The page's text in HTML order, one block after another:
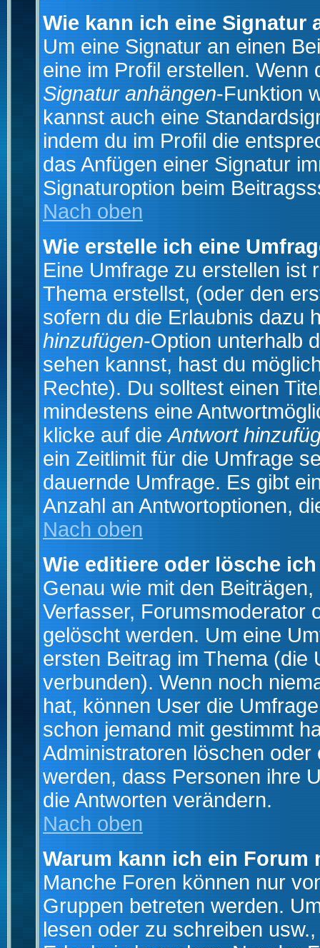
Wie kann ich eine Signatur
Um eine Signatur an einen
eine im Profil erstellen.
Signatur anhängen-Funktion
kannst auch eine
indem du im Profil die
das Anfügen einer Signatur
Signaturoption beim
Nach oben
Wie erstelle ich eine
Eine Umfrage zu erstellen ist
Thema erstellst, (oder den
sofern du die Erlaubnis dazu
hinzufügen-Option unterhalb
sehen kannst, hast du
Rechte). Du solltest einen
mindestens eine
klicke auf dieAntwort
ein Zeitlimit für die Umfrage
dauernde Umfrage. Es gibt
Anzahl an Antwortoptionen,
Nach oben
Wie editiere oder lösche
Genau wie mit den
Verfasser, Forumsmoderator
gelöscht werden. Um eine
ersten Beitrag im Thema (die
verbunden). Wenn noch
hat, können User die
schon jemand mit gestimmt
Administratoren löschen
werden, dass Personen ihre
die Antworten verändern.
Nach oben
Warum kann ich ein Forum
Manche Foren können nur
Gruppen betreten werden.
lesen oder zu schreiben